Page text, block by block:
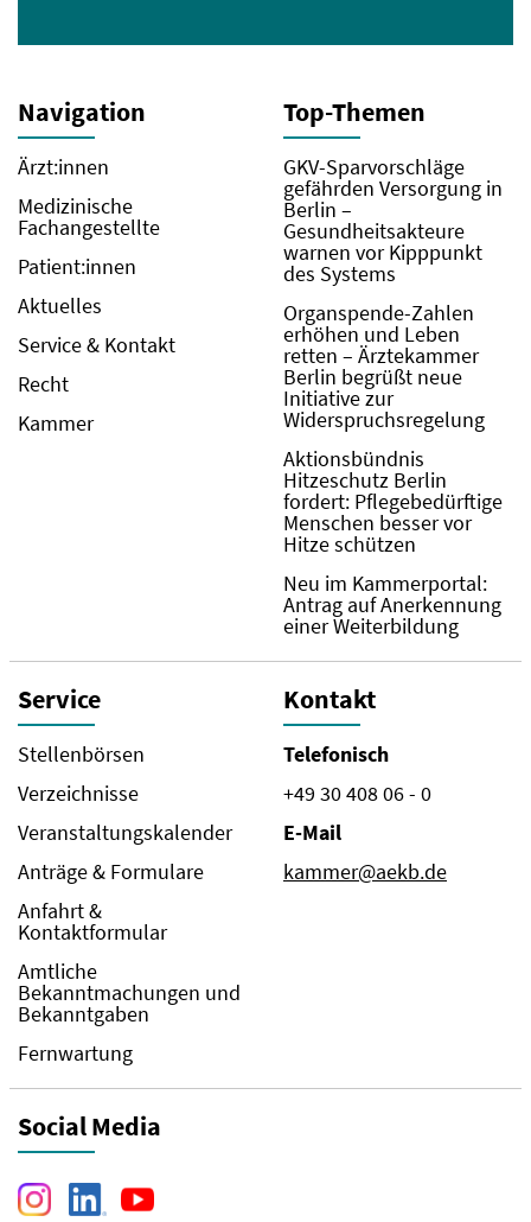
Navigation
Ärzt:innen
Medizinische
Fachangestellte
Patient:innen
Aktuelles
Service & Kontakt
Recht
Kammer
Top-Themen
GKV-Sparvorschläge
gefährden Versorgung in
Berlin –
Gesundheitsakteure
warnen vor Kipppunkt
des Systems
Organspende-Zahlen
erhöhen und Leben
retten – Ärztekammer
Berlin begrüßt neue
Initiative zur
Widerspruchsregelung
Aktionsbündnis
Hitzeschutz Berlin
fordert: Pflegebedürftige
Menschen besser vor
Hitze schützen
Neu im Kammerportal:
Antrag auf Anerkennung
einer Weiterbildung
Service
Stellenbörsen
Verzeichnisse
Veranstaltungskalender
Anträge & Formulare
Anfahrt &
Kontaktformular
Amtliche
Bekanntmachungen und
Bekanntgaben
Fernwartung
Kontakt
Telefonisch
+49 30 408 06 - 0
E-Mail
kammer@aekb.de
Social Media